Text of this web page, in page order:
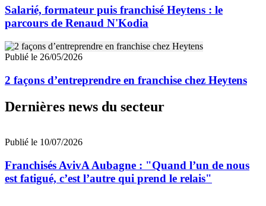
Salarié, formateur puis franchisé Heytens : le
parcours de Renaud N'Kodia
Publié le 26/05/2026
2 façons d’entreprendre en franchise chez Heytens
Dernières news du secteur
Publié le 10/07/2026
Franchisés AvivA Aubagne : "Quand l’un de nous
est fatigué, c’est l’autre qui prend le relais"